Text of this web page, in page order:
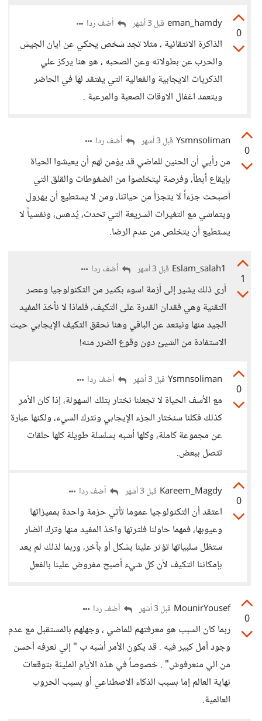
0
eman_hamdy قبل 3 أشهر أضف ردا
الذاكرة الانتقائية ، مثلا تجد شخص يحكي عن ايان الجيش
والحرب عن بطولاته وعن الصحبه ، هو هنا يركز علي
الذكريات الايجابية والفعالية التي يفتقد لها في الحاضر
ويتعمد اغفال الاوقات الصعبة والمرعبة .
0
Ysmnsoliman قبل 3 أشهر أضف ردا
من رأيي أن الحنين للماضي قد يؤمن لهم أن يعيشوا الحياة
بإيقاع أبطأ، وفرصة ليتخلصوا من الضغوطات والقلق التي
أصبحت جزءاً لا يتجزأ من حياتنا، ومن لا يستطيع أن يهرول
ويتماشي مع التغيرات السريعة التي تحدث، يُدهس، ونفسياً لا
يستطيع أن يتخلص من عدم الرضا.
1
Eslam_salah1 قبل 3 أشهر أضف ردا
أرى ذلك يشير إلى أزمة اسوء بكثير من التكنولوجيا وعصر
التقنية وهي فقدان القدرة على التكيف، فلماذا لا نأخذ المفيد
الجيد منها ونبتعد عن الباقي وهنا نحقق التكيف الإيجابي حيث
الاستفادة من الشيئ دون وقوع الضرر منه!
0
Ysmnsoliman قبل 3 أشهر أضف ردا
مع الأسف الحياة لا تجعلنا نختار بتلك السهولة، إذا كان الأمر
كذلك فكلنا سنختار الجزء الإيجابي ونترك السيء، ولكنها عبارة
عن مجموعة كاملة، وكلها أشبه بسلسلة طويلة كلها حلقات
تتصل ببعض.
0
Kareem_Magdy قبل 3 أشهر أضف ردا
اعتقد أن التكنولوجيا عموما تأتي حزمة واحدة بمميزاتها
وعيوبها، فمهما حاولنا فلترتها واخذ المفيد منها وترك الضار
ستظل سلبياتها تؤثر علينا بشكل أو بآخر، وربما لذلك لم يعد
بإمكاننا التكيف لأن كل شيء أصبح مفروض علينا بالفعل
0
MounirYousef قبل 3 أشهر أضف ردا
ربما كان السبب هو معرفتهم للماضي ، وجهلهم بالمستقبل مع عدم
وجود أمل كبير فيه . قد يكون الأمر أشبه ب " إلي نعرفه أحسن
من الي منعرفوش" . خصوصاً في هذه الأيام المليئة بتوقعات
نهاية العالم إما بسبب الذكاء الاصطناعي أو بسبب الحروب
العالمية.